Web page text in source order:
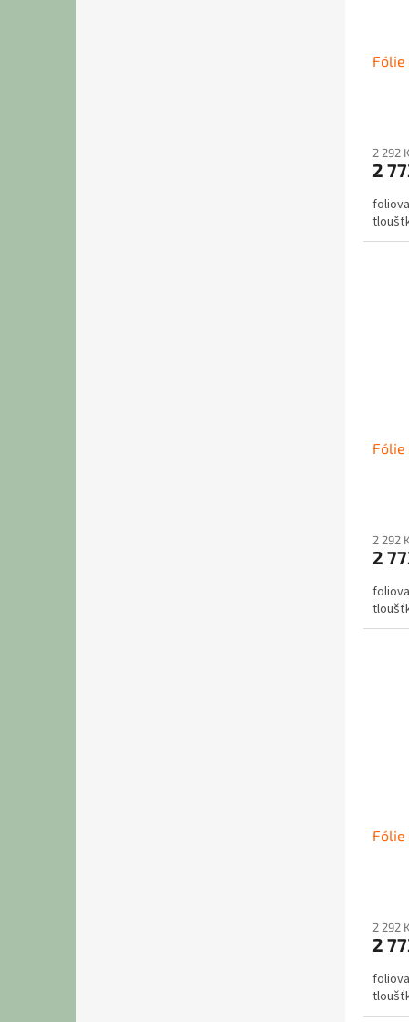
2 292
2
Fólie
2 292
2
Fólie
2 292
2